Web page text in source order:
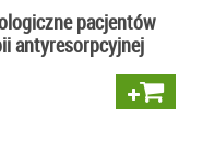
pacjentów
antyresorpcyjnej